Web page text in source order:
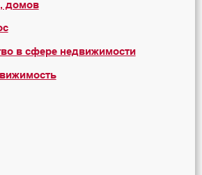
домов
в сфере недвижимости